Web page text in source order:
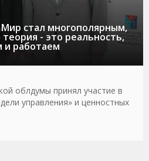
стал многополярным,
- это реальность,
и работаем
облдумы принял участие в
управления» и ценностных